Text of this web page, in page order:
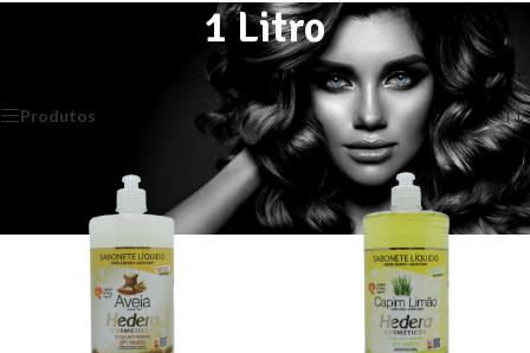
1 Litro
Exibindo todos 8 resultados
Produtos